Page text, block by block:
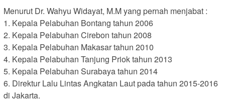
Menurut Dr. Wahyu Widayat, M.M yang pernah menjabat :
1. Kepala Pelabuhan Bontang tahun 2006
2. Kepala Pelabuhan Cirebon tahun 2008
3. Kepala Pelabuhan Makasar tahun 2010
4. Kepala Pelabuhan Tanjung Priok tahun 2013
5. Kepala Pelabuhan Surabaya tahun 2014
6. Direktur Lalu Lintas Angkatan Laut pada tahun 2015-2016
di Jakarta.